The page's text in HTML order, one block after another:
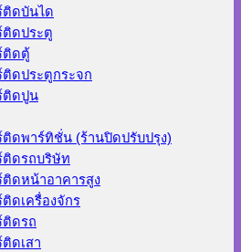
ติดบันได
ติดประตู
ติดตู้
ติดประตูกระจก
ติดปูน
ติดพาร์ทิชั่น (ร้านปิดปรับปรุง)
ติดรถบริษัท
ติดหน้าอาคารสูง
ติดเครื่องจักร
ติดรถ
ดเสา